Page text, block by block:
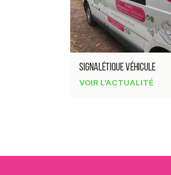
SIGNALÉTIQUE VÉHICULE
VOIR L'ACTUALITÉ